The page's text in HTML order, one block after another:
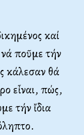
καί
ποῦμε τήν
κάλεσαν θά
εἶναι, πώς,
τήν ἴδια